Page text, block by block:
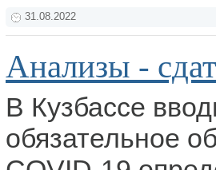
31.08.2022
Анализы -
В Кузбассе
обязательное